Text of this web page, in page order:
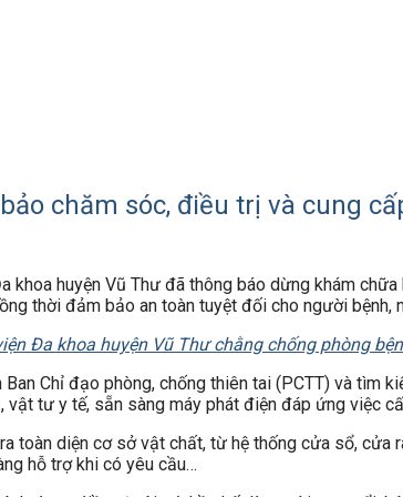
chăm sóc, điều trị và cung
khoa huyện Vũ Thư đã thông báo dừng khám
thời đảm bảo an toàn tuyệt đối cho người bệnh,
Đa khoa huyện Vũ Thư chằng chống phòng
Chỉ đạo phòng, chống thiên tai (PCTT) và tìm
tư y tế, sẵn sàng máy phát điện đáp ứng việc
toàn diện cơ sở vật chất, từ hệ thống cửa sổ,
hỗ trợ khi có yêu cầu…